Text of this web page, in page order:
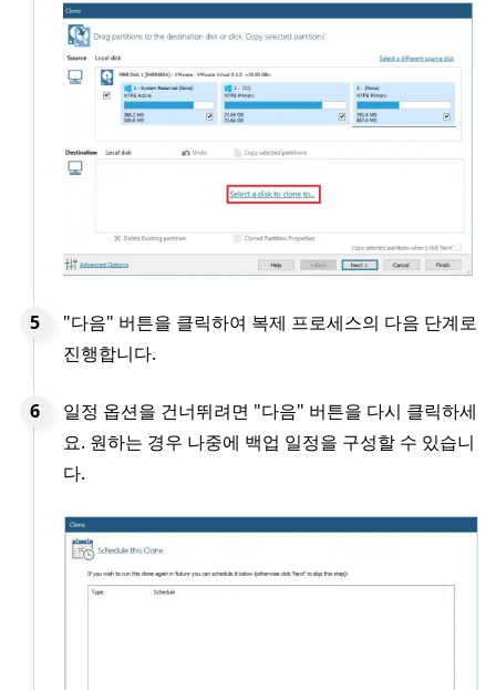
"다음" 버튼을 클릭하여 복제 프로세스의 다음 단계로
진행합니다.
일정 옵션을 건너뛰려면 "다음" 버튼을 다시 클릭하세
요. 원하는 경우 나중에 백업 일정을 구성할 수 있습니
다.